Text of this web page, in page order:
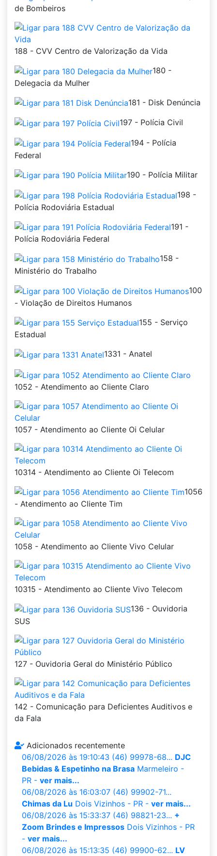
de Bombeiros
188 - CVV Centro de Valorização da Vida
180 -
Delegacia da Mulher
181 - Disk Denúncia
197 - Polícia Civil
194 - Polícia
Federal
190 - Polícia Militar
198 -
Polícia Rodoviária Estadual
191 -
Polícia Rodoviária Federal
158 -
Ministério do Trabalho
100
- Violação de Direitos Humanos
155 - Serviço
Estadual
1331 - Anatel
1052 - Atendimento ao Cliente Claro
1057 - Atendimento ao Cliente Oi Celular
10314 - Atendimento ao Cliente Oi Telecom
1056
- Atendimento ao Cliente Tim
1058 - Atendimento ao Cliente Vivo Celular
10315 - Atendimento ao Cliente Vivo Telecom
136 - Ouvidoria
SUS
127 - Ouvidoria Geral do Ministério Público
142 - Comunicação para Deficientes Auditivos e
da Fala
Adicionados recentemente
06/08/2026 às 19:10:43 (46) 99978-68... DJC
Bebidas & Espetinho na Brasa Marmeleiro -
PR - ver mais...
06/08/2026 às 16:03:07 (46) 99902-71...
Chimas da Lu Dois Vizinhos - PR - ver mais...
06/08/2026 às 15:33:37 (46) 98821-23... +
Zoom Brindes e Impressos Dois Vizinhos - PR
- ver mais...
06/08/2026 às 15:13:35 (46) 99900-62... LV